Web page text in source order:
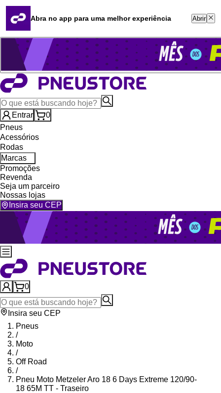
Quero revender
Blog
Whatsapp (16) 99764-8401
Televendas (47) 3046-2551
Entrar
0
Pneus
Acessórios
Rodas
Marcas
Promoções
Revenda
Seja um parceiro
Nossas lojas
Insira seu CEP
0
Insira seu CEP
Pneus
/
Moto
/
Off Road
/
Pneu Moto Metzeler Aro 18 6 Days Extreme 120/90-
18 65M TT - Traseiro
Abra no app para uma melhor experiência Abrir